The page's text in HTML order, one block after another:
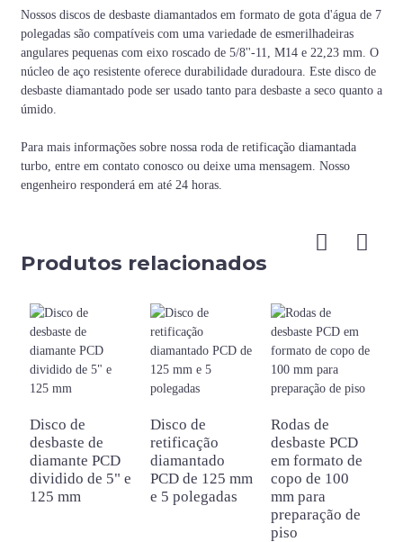
Nossos discos de desbaste diamantados em formato de gota d'água de 7
polegadas são compatíveis com uma variedade de esmerilhadeiras
angulares pequenas com eixo roscado de 5/8''-11, M14 e 22,23 mm. O
núcleo de aço resistente oferece durabilidade duradoura. Este disco de
desbaste diamantado pode ser usado tanto para desbaste a seco quanto a
úmido.
Para mais informações sobre nossa roda de retificação diamantada
turbo, entre em contato conosco ou deixe uma mensagem. Nosso
engenheiro responderá em até 24 horas.
Dureza
concreto
Super
Difícil
Muito
difícil
Médio Macio
Muito
macio
Código
de
títulos
Super
Muito
Macio Médio Duro
Muito
Produtos relacionados
Disco de
desbaste de
diamante PCD
dividido de 5" e
125 mm
Disco de
retificação
diamantado
PCD de 125 mm
e 5 polegadas
Rodas de
desbaste PCD
em formato de
copo de 100
mm para
preparação de
piso